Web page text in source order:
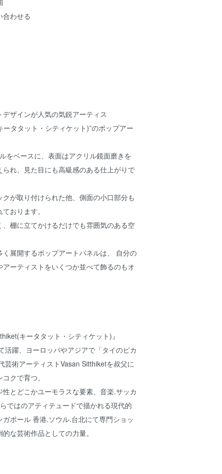
合わせる
ザインが人気の気鋭アーティス
ータタット・シティケット)”のポップアー
をベースに、表面はアクリル鏡面磨きを
れ、見た目にも高級感のある仕上がりで
が取り付けられた他、側面の小口部分も
おります。
棚に立てかけるだけでも雰囲気のある空
展開するポップアートパネルは、 自分の
ーティストをいくつか並べて飾るのもオ
キータタット・シティケット)』
活躍、ヨーロッパやアジアで「タイのピカ
芸術アーティストVasan Sitthiketを叔父に
クで育つ。
とどこかユーモラスな要素、音楽.サッカ
ではのアティテュードで描かれる現代的
ポール 香港.ソウル.台北にて専門ショッ
な芸術作品としての力量。